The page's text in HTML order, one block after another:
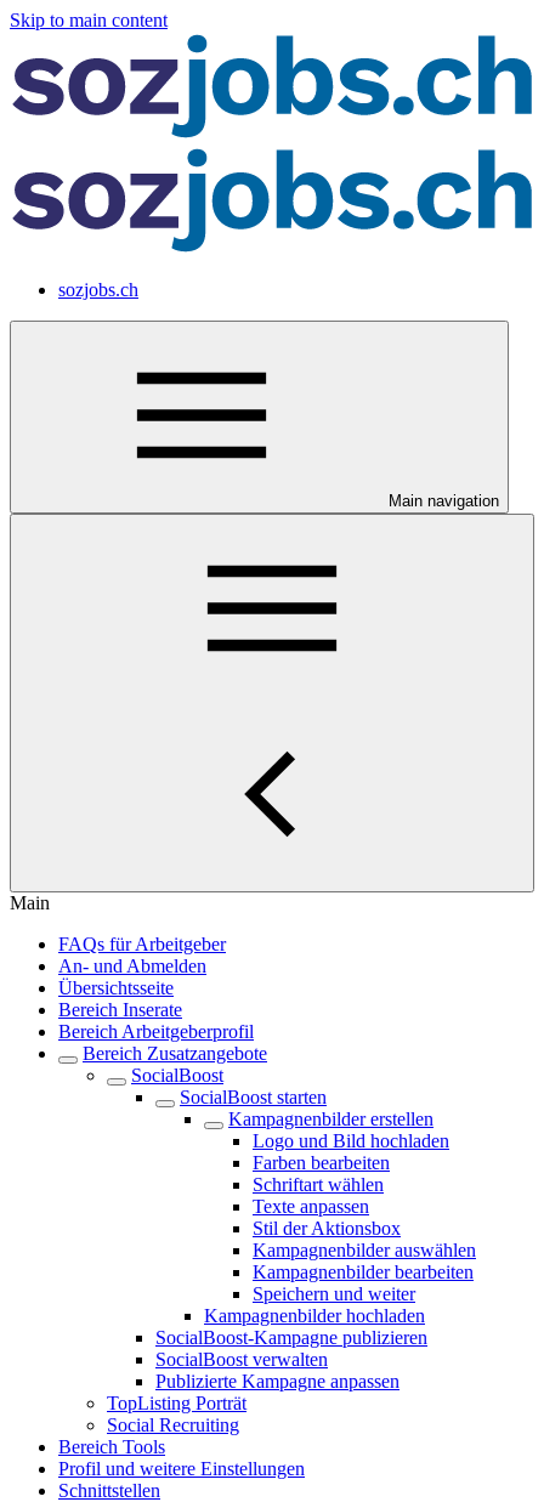
Skip to main content
sozjobs.ch
Main navigation
Main
FAQs für Arbeitgeber
An- und Abmelden
Übersichtsseite
Bereich Inserate
Bereich Arbeitgeberprofil
Bereich Zusatzangebote
SocialBoost
SocialBoost starten
Kampagnenbilder erstellen
Logo und Bild hochladen
Farben bearbeiten
Schriftart wählen
Texte anpassen
Stil der Aktionsbox
Kampagnenbilder auswählen
Kampagnenbilder bearbeiten
Speichern und weiter
Kampagnenbilder hochladen
SocialBoost-Kampagne publizieren
SocialBoost verwalten
Publizierte Kampagne anpassen
TopListing Porträt
Social Recruiting
Bereich Tools
Profil und weitere Einstellungen
Schnittstellen